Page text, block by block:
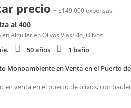
precio + $149.000 expensas
al 400
Alquiler en Olivos Vias/Rio, Olivos
50 años 1 baño
Monoambiente en Venta en el Puerto